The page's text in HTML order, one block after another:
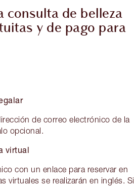
consulta de belleza
y de pago para
de correo electrónico de la
opcional.
virtual
con un enlace para reservar en
virtuales se realizarán en inglés. Si